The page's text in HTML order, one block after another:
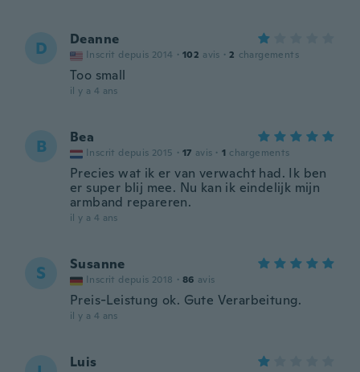
D Deanne
Inscrit depuis 2014 · 102 avis · 2 chargements
Too small
il y a 4 ans
B Bea
Inscrit depuis 2015 · 17 avis · 1 chargements
Precies wat ik er van verwacht had. Ik ben
er super blij mee. Nu kan ik eindelijk mijn
armband repareren.
il y a 4 ans
S Susanne
Inscrit depuis 2018 · 86 avis
Preis-Leistung ok. Gute Verarbeitung.
il y a 4 ans
Luis